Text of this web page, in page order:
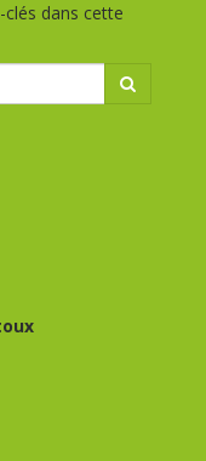
dans cette